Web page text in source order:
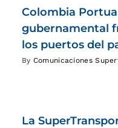
Colombia
gubernamental
los puertos del
By Comunicaciones
La